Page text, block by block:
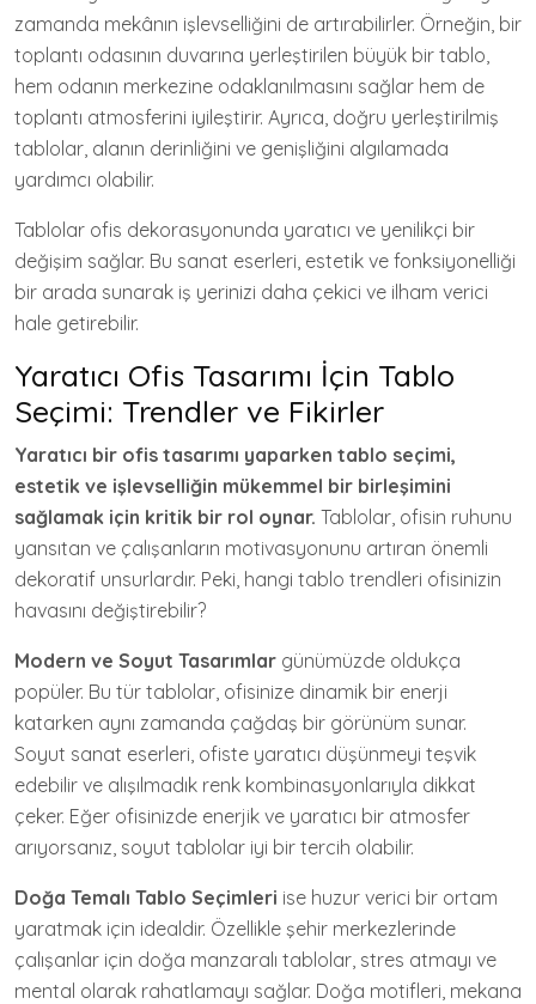
zamanda mekânın işlevselliğini de artırabilirler. Örneğin, bir
toplantı odasının duvarına yerleştirilen büyük bir tablo,
hem odanın merkezine odaklanılmasını sağlar hem de
toplantı atmosferini iyileştirir. Ayrıca, doğru yerleştirilmiş
tablolar, alanın derinliğini ve genişliğini algılamada
yardımcı olabilir.
Tablolar ofis dekorasyonunda yaratıcı ve yenilikçi bir
değişim sağlar. Bu sanat eserleri, estetik ve fonksiyonelliği
bir arada sunarak iş yerinizi daha çekici ve ilham verici
hale getirebilir.
Yaratıcı Ofis Tasarımı İçin Tablo
Seçimi: Trendler ve Fikirler
Yaratıcı bir ofis tasarımı yaparken tablo seçimi,
estetik ve işlevselliğin mükemmel bir birleşimini
sağlamak için kritik bir rol oynar. Tablolar, ofisin ruhunu
yansıtan ve çalışanların motivasyonunu artıran önemli
dekoratif unsurlardır. Peki, hangi tablo trendleri ofisinizin
havasını değiştirebilir?
Modern ve Soyut Tasarımlar günümüzde oldukça
popüler. Bu tür tablolar, ofisinize dinamik bir enerji
katarken aynı zamanda çağdaş bir görünüm sunar.
Soyut sanat eserleri, ofiste yaratıcı düşünmeyi teşvik
edebilir ve alışılmadık renk kombinasyonlarıyla dikkat
çeker. Eğer ofisinizde enerjik ve yaratıcı bir atmosfer
arıyorsanız, soyut tablolar iyi bir tercih olabilir.
Doğa Temalı Tablo Seçimleri ise huzur verici bir ortam
yaratmak için idealdir. Özellikle şehir merkezlerinde
çalışanlar için doğa manzaralı tablolar, stres atmayı ve
mental olarak rahatlamayı sağlar. Doğa motifleri, mekana